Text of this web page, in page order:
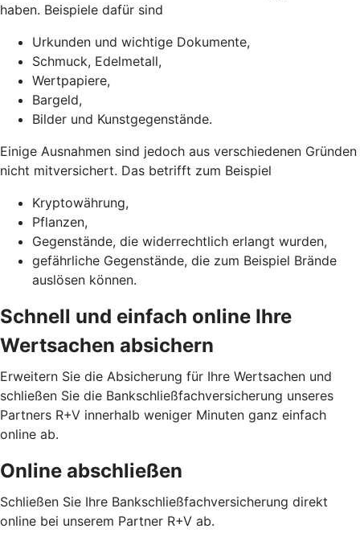
haben. Beispiele dafür sind
Urkunden und wichtige Dokumente,
Schmuck, Edelmetall,
Wertpapiere,
Bargeld,
Bilder und Kunstgegenstände.
Einige Ausnahmen sind jedoch aus verschiedenen Gründen
nicht mitversichert. Das betrifft zum Beispiel
Kryptowährung,
Pflanzen,
Gegenstände, die widerrechtlich erlangt wurden,
gefährliche Gegenstände, die zum Beispiel Brände
auslösen können.
Schnell und einfach online Ihre
Wertsachen absichern
Erweitern Sie die Absicherung für Ihre Wertsachen und
schließen Sie die Bankschließfachversicherung unseres
Partners R+V innerhalb weniger Minuten ganz einfach
online ab.
Online abschließen
Schließen Sie Ihre Bankschließfachversicherung direkt
online bei unserem Partner R+V ab.